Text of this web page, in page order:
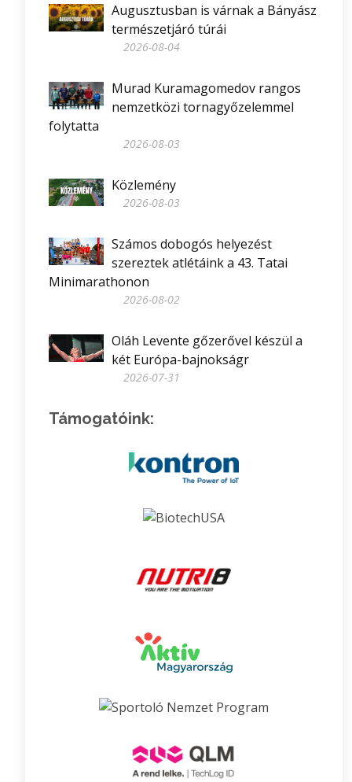
Augusztusban is várnak a Bányász
természetjáró túrái
2026-08-04
Murad Kuramagomedov rangos
nemzetközi tornagyőzelemmel
folytatta
2026-08-03
Közlemény
2026-08-03
Számos dobogós helyezést
szereztek atlétáink a 43. Tatai
Minimarathonon
2026-08-02
Oláh Levente gőzerővel készül a
két Európa-bajnokságr
2026-07-31
Támogatóink: